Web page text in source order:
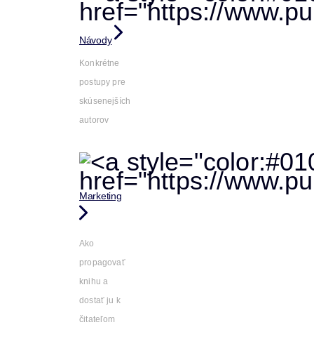
Návody
Konkrétne
postupy pre
skúsenejších
autorov
Marketing
Ako
propagovať
knihu a
dostať ju k
čitateľom